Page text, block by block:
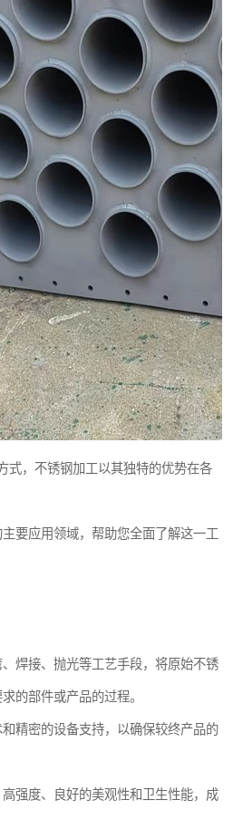
式，不锈钢加工以其独特的优势在各
要应用领域，帮助您全面了解这一工
焊接、抛光等工艺手段，将原始不锈
的部件或产品的过程。
精密的设备支持，以确保较终产品的
强度、良好的美观性和卫生性能，成